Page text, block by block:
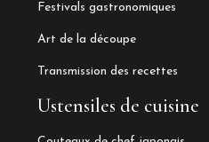
Festivals gastronomiques
Art de la découpe
Transmission des recettes
Ustensiles de cuisine